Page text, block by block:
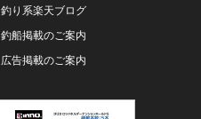
釣り系楽天ブログ
釣船掲載のご案内
広告掲載のご案内